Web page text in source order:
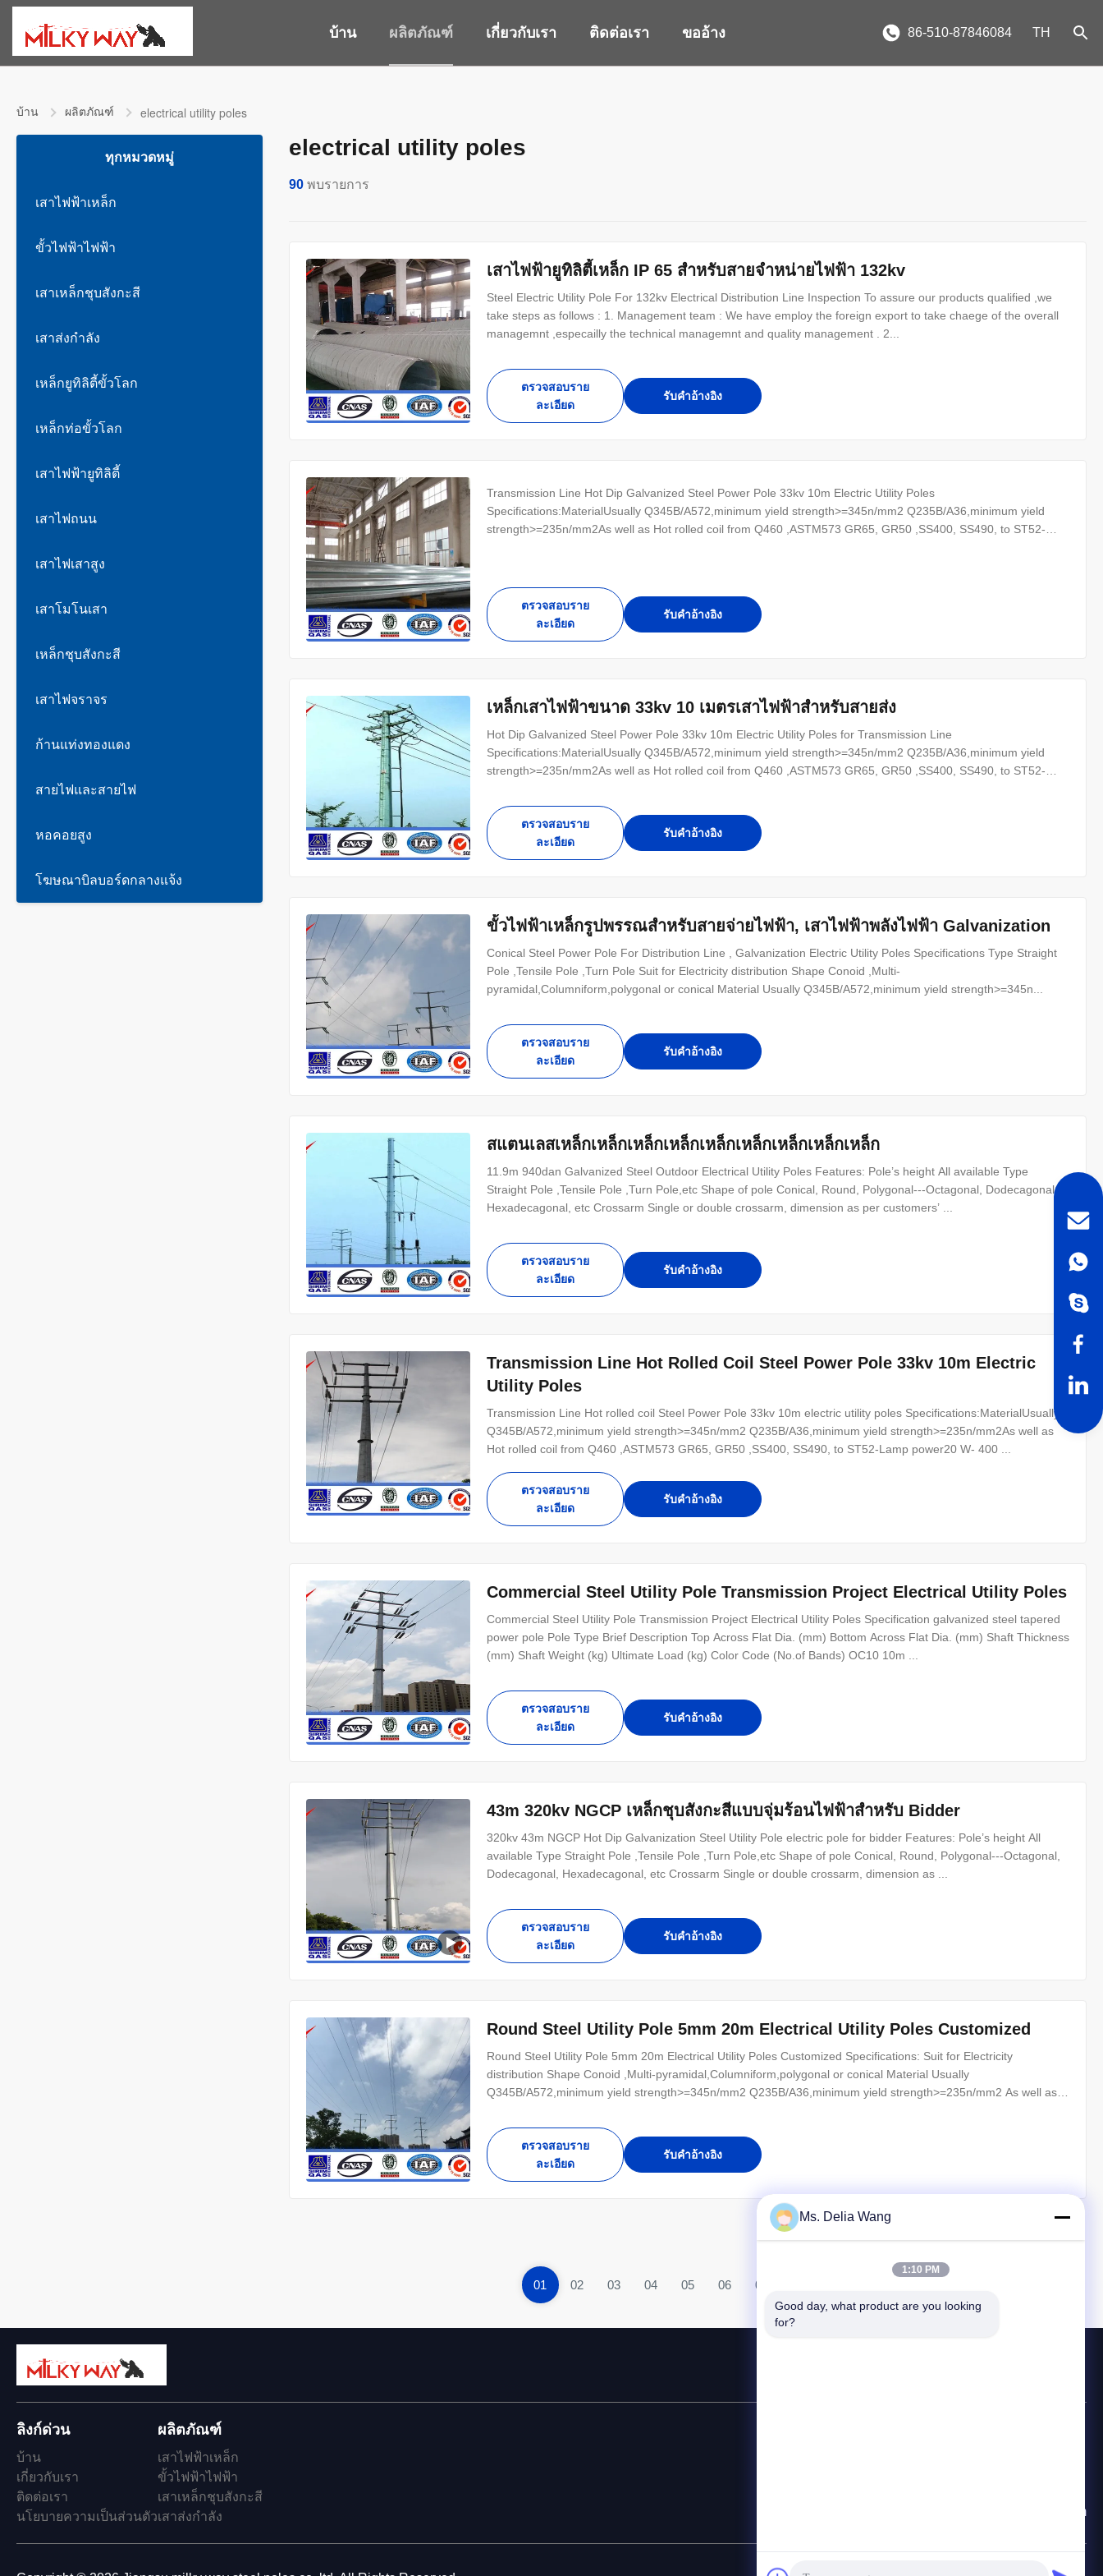
บ้าน ผลิตภัณฑ์ เกี่ยวกับเรา ติดต่อเรา ขออ้าง 86-510-87846084 TH
บ้าน ผลิตภัณฑ์ electrical utility poles
ทุกหมวดหมู่
เสาไฟฟ้าเหล็ก
ขั้วไฟฟ้าไฟฟ้า
เสาเหล็กชุบสังกะสี
เสาส่งกำลัง
เหล็กยูทิลิตี้ขั้วโลก
เหล็กท่อขั้วโลก
เสาไฟฟ้ายูทิลิตี้
เสาไฟถนน
เสาไฟเสาสูง
เสาโมโนเสา
เหล็กชุบสังกะสี
เสาไฟจราจร
ก้านแท่งทองแดง
สายไฟและสายไฟ
หอคอยสูง
โฆษณาบิลบอร์ดกลางแจ้ง
electrical utility poles
90 พบรายการ
เสาไฟฟ้ายูทิลิตี้เหล็ก IP 65 สำหรับสายจำหน่ายไฟฟ้า 132kv
Steel Electric Utility Pole For 132kv Electrical Distribution Line Inspection To assure our products qualified ,we
take steps as follows : 1. Management team : We have employ the foreign export to take chaege of the overall
managemnt ,especailly the technical managemnt and quality management . 2...
ตรวจสอบราย
ละเอียด
รับคําอ้างอิง
Transmission Line Hot Dip Galvanized Steel Power Pole 33kv 10m Electric Utility Poles
Specifications:MaterialUsually Q345B/A572,minimum yield strength>=345n/mm2 Q235B/A36,minimum yield
strength>=235n/mm2As well as Hot rolled coil from Q460 ,ASTM573 GR65, GR50 ,SS400, SS490, to ST52-
ตรวจสอบราย
ละเอียด
รับคําอ้างอิง
เหล็กเสาไฟฟ้าขนาด 33kv 10 เมตรเสาไฟฟ้าสำหรับสายส่ง
Hot Dip Galvanized Steel Power Pole 33kv 10m Electric Utility Poles for Transmission Line
Specifications:MaterialUsually Q345B/A572,minimum yield strength>=345n/mm2 Q235B/A36,minimum yield
strength>=235n/mm2As well as Hot rolled coil from Q460 ,ASTM573 GR65, GR50 ,SS400, SS490, to ST52-
ตรวจสอบราย
ละเอียด
รับคําอ้างอิง
ขั้วไฟฟ้าเหล็กรูปพรรณสำหรับสายจ่ายไฟฟ้า, เสาไฟฟ้าพลังไฟฟ้า Galvanization
Conical Steel Power Pole For Distribution Line , Galvanization Electric Utility Poles Specifications Type Straight
Pole ,Tensile Pole ,Turn Pole Suit for Electricity distribution Shape Conoid ,Multi-
pyramidal,Columniform,polygonal or conical Material Usually Q345B/A572,minimum yield strength>=345n...
ตรวจสอบราย
ละเอียด
รับคําอ้างอิง
สแตนเลสเหล็กเหล็กเหล็กเหล็กเหล็กเหล็กเหล็กเหล็กเหล็ก
11.9m 940dan Galvanized Steel Outdoor Electrical Utility Poles Features: Pole’s height All available Type
Straight Pole ,Tensile Pole ,Turn Pole,etc Shape of pole Conical, Round, Polygonal---Octagonal, Dodecagonal,
Hexadecagonal, etc Crossarm Single or double crossarm, dimension as per customers’ ...
ตรวจสอบราย
ละเอียด
รับคําอ้างอิง
Transmission Line Hot Rolled Coil Steel Power Pole 33kv 10m Electric
Utility Poles
Transmission Line Hot rolled coil Steel Power Pole 33kv 10m electric utility poles Specifications:MaterialUsually
Q345B/A572,minimum yield strength>=345n/mm2 Q235B/A36,minimum yield strength>=235n/mm2As well as
Hot rolled coil from Q460 ,ASTM573 GR65, GR50 ,SS400, SS490, to ST52-Lamp power20 W- 400 ...
ตรวจสอบราย
ละเอียด
รับคําอ้างอิง
Commercial Steel Utility Pole Transmission Project Electrical Utility Poles
Commercial Steel Utility Pole Transmission Project Electrical Utility Poles Specification galvanized steel tapered
power pole Pole Type Brief Description Top Across Flat Dia. (mm) Bottom Across Flat Dia. (mm) Shaft Thickness
(mm) Shaft Weight (kg) Ultimate Load (kg) Color Code (No.of Bands) OC10 10m ...
ตรวจสอบราย
ละเอียด
รับคําอ้างอิง
43m 320kv NGCP เหล็กชุบสังกะสีแบบจุ่มร้อนไฟฟ้าสำหรับ Bidder
320kv 43m NGCP Hot Dip Galvanization Steel Utility Pole electric pole for bidder Features: Pole’s height All
available Type Straight Pole ,Tensile Pole ,Turn Pole,etc Shape of pole Conical, Round, Polygonal---Octagonal,
Dodecagonal, Hexadecagonal, etc Crossarm Single or double crossarm, dimension as ...
ตรวจสอบราย
ละเอียด
รับคําอ้างอิง
Round Steel Utility Pole 5mm 20m Electrical Utility Poles Customized
Round Steel Utility Pole 5mm 20m Electrical Utility Poles Customized Specifications: Suit for Electricity
distribution Shape Conoid ,Multi-pyramidal,Columniform,polygonal or conical Material Usually
Q345B/A572,minimum yield strength>=345n/mm2 Q235B/A36,minimum yield strength>=235n/mm2 As well as
ตรวจสอบราย
ละเอียด
รับคําอ้างอิง
01 02 03 04 05 06 07
ลิงก์ด่วน
บ้าน
เกี่ยวกับเรา
ติดต่อเรา
นโยบายความเป็นส่วนตัว
ผลิตภัณฑ์
เสาไฟฟ้าเหล็ก
ขั้วไฟฟ้าไฟฟ้า
เสาเหล็กชุบสังกะสี
เสาส่งกำลัง
delia@yin-he.com
Ms. Delia Wang
1:10 PM
Good day, what product are you looking
for?